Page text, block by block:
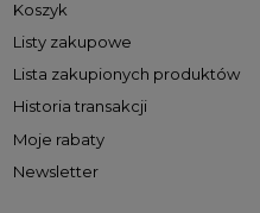
Koszyk
Listy zakupowe
Lista zakupionych produktów
Historia transakcji
Moje rabaty
Newsletter